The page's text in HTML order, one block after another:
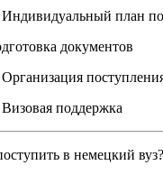
Индивидуальный план
документов
Организация
Визовая поддержка
в немецкий